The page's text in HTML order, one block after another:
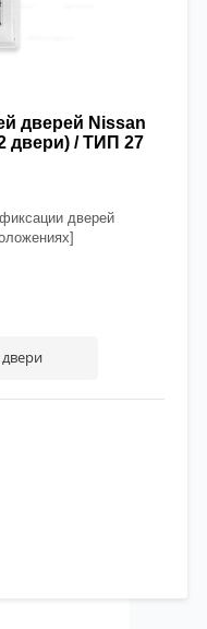
дверей Nissan
двери) / ТИП 27
дверей